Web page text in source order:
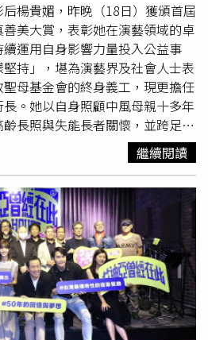
楊貴媚，昨晚（18日）獲頒首屆
善美大賞，表彰她在演藝領域的卓
運用自身影響力量投入公益事
持」，堪為演藝界及社會人士表
母基金會的終身義工，現更擔任
。她以自身照顧中風母親十多年
長照與失能長者關懷，並跨足演
導演。楊貴媚昨晚受獎時，回憶
仁等藝人，一起奔走行善、投入
點點滴滴。她不僅擔任到宅沐浴
沐浴技術實習，隨同沐浴車前往
長者服務，還常自掏腰包為長輩添
。楊貴媚表示，能夠獲得首屆福爾
」她深感榮幸，很感謝台北電影
的一點點心力。她更認為，公益
是每一個人都能夠為這個世界貢
意付出，都能讓社會變得更美
由導演葉天倫創設的「台北電影
繼續閱讀